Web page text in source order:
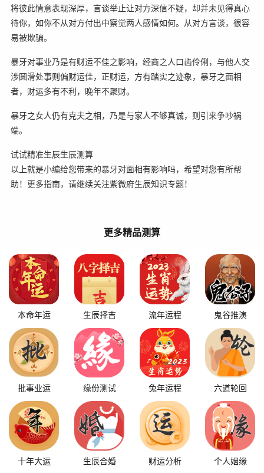
将彼此情意表现深厚，言谈举止让对方深信不疑，却并未见得真心
待你，如你不从对方付出中察觉两人感情如何。从对方言谈，很容
易被欺骗。
暴牙对事业乃是有财运不佳之影响，经商之人口齿伶俐，与他人交
涉圆滑处事则偏财运佳，正财运，方有踏实之迹象，暴牙之面相
者，财运多有不利，晚年不聚财。
暴牙之女人仍有克夫之相，乃是与家人不够真诚，则引来争吵祸
端。
试试精准生辰生辰测算
以上就是小编给您带来的暴牙对面相有影响吗，希望对您有所帮
助！更多指南，请继续关注紫微府生辰知识专题！
更多精品测算
本命年运 生辰择吉 流年运程 鬼谷推演
批事业运 缘份测试 兔年运程 六道轮回
十年大运 生辰合婚 财运分析 个人姻缘